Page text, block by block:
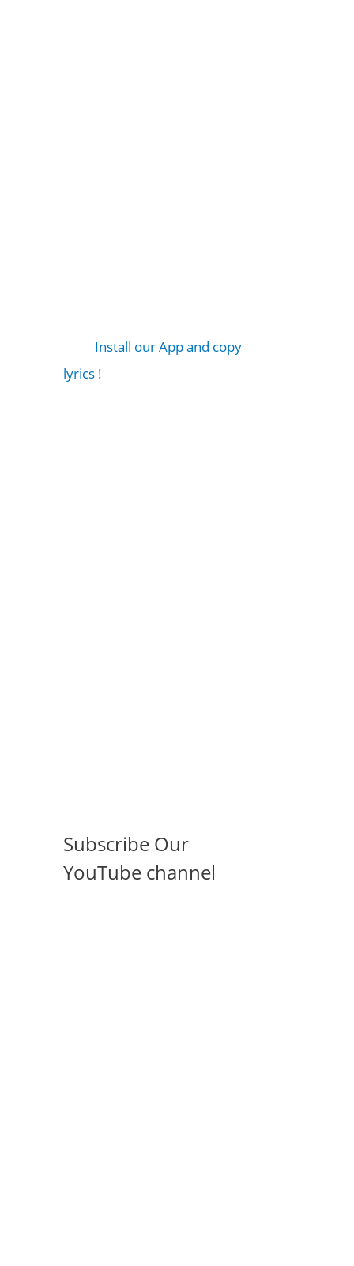
Install our App and copy
lyrics !
Subscribe Our
YouTube channel